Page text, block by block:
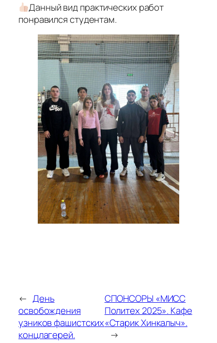
Данный вид практических работ
понравился студентам.
← День
освобождения
узников фашистских
концлагерей.
СПОНСОРЫ «МИСС
Политех 2025». Кафе
«Старик Хинкалыч».
→